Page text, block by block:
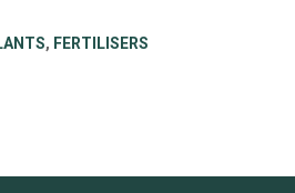
, FERTILISERS